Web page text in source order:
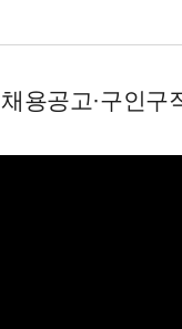
채용공고·구인구